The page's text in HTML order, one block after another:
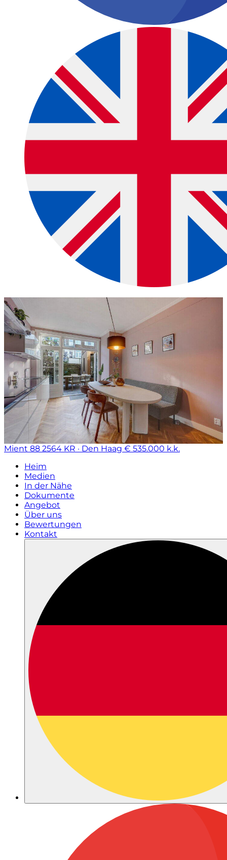
Mient 88 2564 KR · Den Haag € 535.000 k.k.
Heim
Medien
In der Nähe
Dokumente
Angebot
Über uns
Bewertungen
Kontakt